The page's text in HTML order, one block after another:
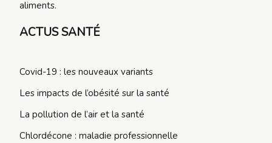
aliments.
ACTUS SANTÉ
Covid-19 : les nouveaux variants
Les impacts de l’obésité sur la santé
La pollution de l’air et la santé
Chlordécone : maladie professionnelle